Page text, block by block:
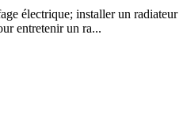
électrique; installer un radiateur
entretenir un ra...